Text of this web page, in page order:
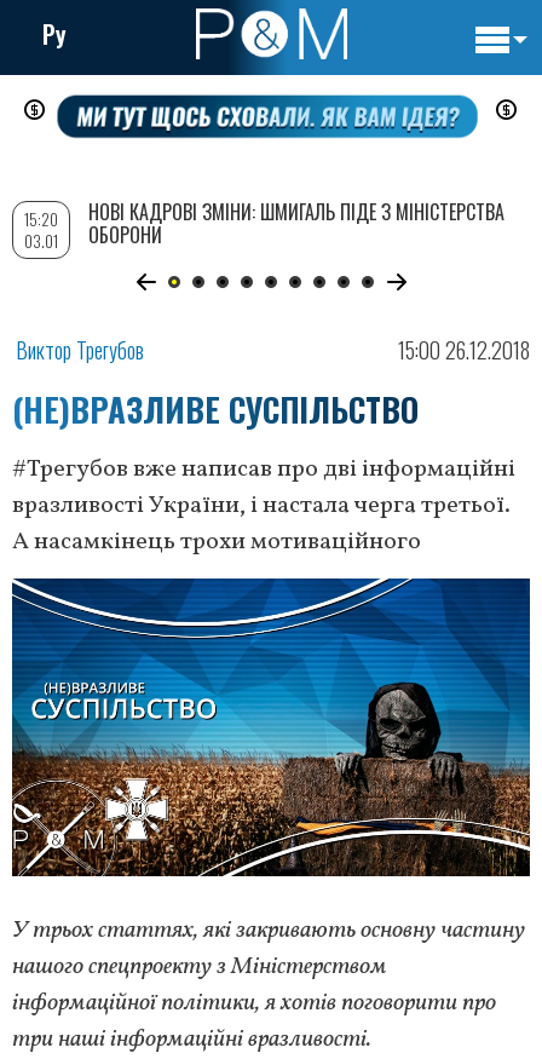
Перейти
до
вмісту
Ру
Виктор Трегубов 15:00 26.12.2018
(НЕ)ВРАЗЛИВЕ СУСПІЛЬСТВО
#Трегубов вже написав про дві інформаційні
вразливості України, і настала черга третьої.
А насамкінець трохи мотиваційного
У трьох статтях, які закривають основну частину
нашого спецпроекту з Міністерством
інформаційної політики, я хотів поговорити про
три наші інформаційні вразливості.
15:20
03.01
НОВІ КАДРОВІ ЗМІНИ: ШМИГАЛЬ ПІДЕ З МІНІСТЕРСТВА
ОБОРОНИ